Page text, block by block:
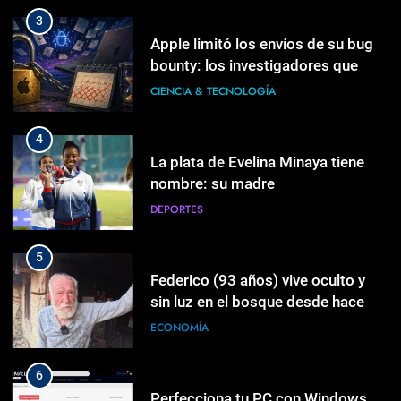
3
Apple limitó los envíos de su bug
bounty: los investigadores que
usaban IA encontraban 50 bugs en
CIENCIA & TECNOLOGÍA
4
La plata de Evelina Minaya tiene
nombre: su madre
DEPORTES
5
Federico (93 años) vive oculto y
sin luz en el bosque desde hace
casi un siglo: «La vida es muy
ECONOMÍA
6